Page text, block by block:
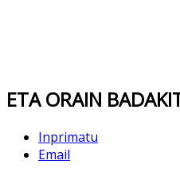
Son
ETA ORAIN
Inprimatu
Email